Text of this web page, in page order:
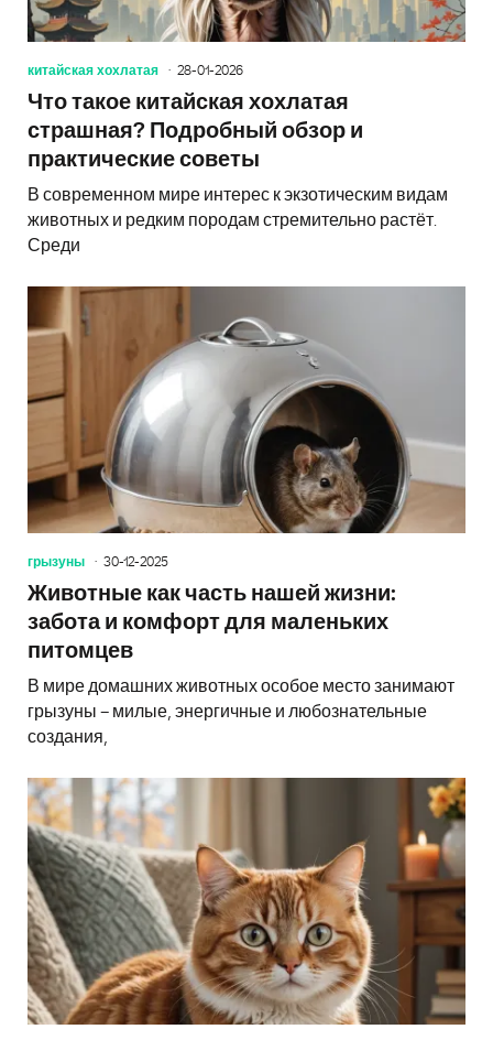
китайская хохлатая 28-01-2026
Что такое китайская хохлатая
страшная? Подробный обзор и
практические советы
В современном мире интерес к экзотическим видам
животных и редким породам стремительно растёт.
Среди
грызуны 30-12-2025
Животные как часть нашей жизни:
забота и комфорт для маленьких
питомцев
В мире домашних животных особое место занимают
грызуны – милые, энергичные и любознательные
создания,